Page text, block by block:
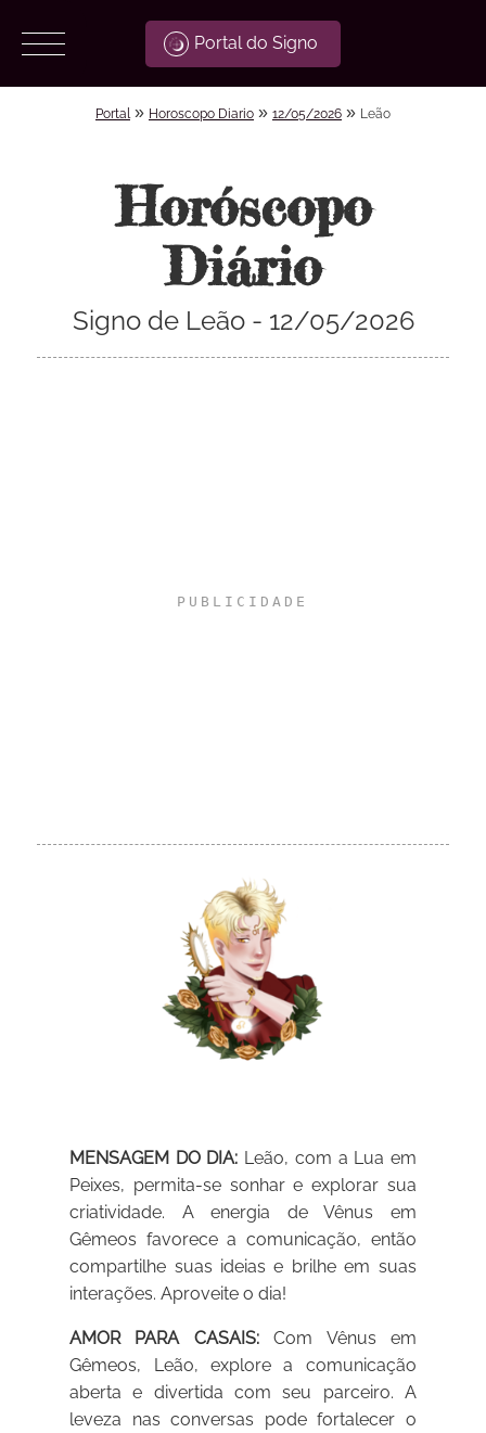
Portal do Signo
Portal » Horoscopo Diario » 12/05/2026 » Leão
Horóscopo
Diário
Signo de Leão - 12/05/2026
MENSAGEM DO DIA: Leão, com a Lua em
Peixes, permita-se sonhar e explorar sua
criatividade. A energia de Vênus em
Gêmeos favorece a comunicação, então
compartilhe suas ideias e brilhe em suas
interações. Aproveite o dia!
AMOR PARA CASAIS:Com Vênus em
Gêmeos, Leão, explore a comunicação
aberta e divertida com seu parceiro. A
leveza nas conversas pode fortalecer o